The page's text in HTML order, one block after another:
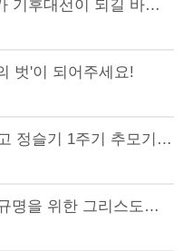
[연대참여] 21대 대통령선거가 기후대선이 되길 바라는 기독교계의 기후·생태정의 촉구 기자…
벗'이 되어주세요!
[연대참여] 쿠팡 택배노동자 고 정슬기 1주기 추모기도회 "작은 씨앗이 된"
[연대참여] 세월호 참사 진상규명을 위한 그리스도인 월례기도회